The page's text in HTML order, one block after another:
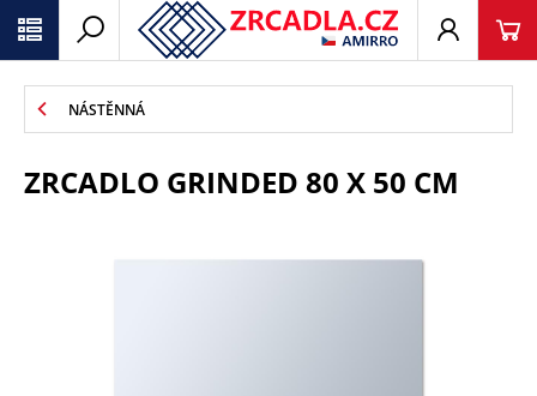
NÁSTĚNNÁ
ZRCADLO GRINDED 80 X 50 CM